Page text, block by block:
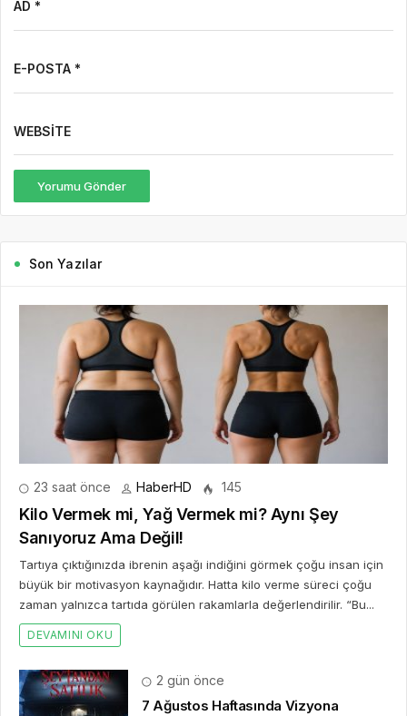
AD *
E-POSTA *
WEBSITE
Yorumu Gönder
Son Yazılar
23 saat önce HaberHD 145
Kilo Vermek mi, Yağ Vermek mi? Aynı Şey
Sanıyoruz Ama Değil!
Tartıya çıktığınızda ibrenin aşağı indiğini görmek çoğu insan için
büyük bir motivasyon kaynağıdır. Hatta kilo verme süreci çoğu
zaman yalnızca tartıda görülen rakamlarla değerlendirilir. “Bu...
DEVAMINI OKU
2 gün önce
7 Ağustos Haftasında Vizyona